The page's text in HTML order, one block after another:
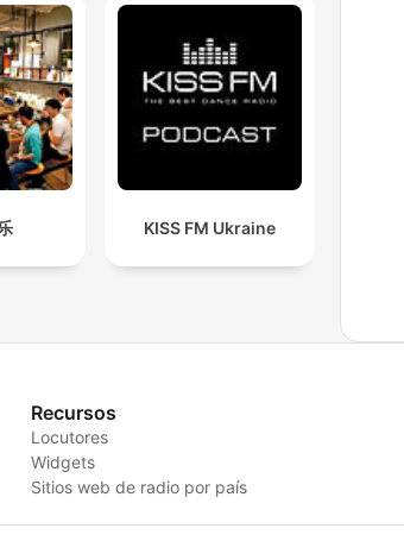
KISS FM Ukraine
Recursos
Locutores
Widgets
Sitios web de radio por país